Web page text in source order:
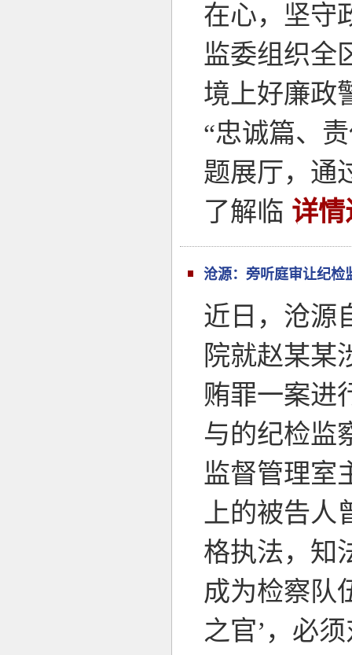
在心，坚守
监委组织全
境上好廉政
“忠诚篇、
题展厅，通
了解临 详情
沧源：旁听庭审让纪检
近日，沧源
院就赵某某
贿罪一案进
与的纪检监
监督管理室
上的被告
格执法，知
成为检察队
之官’，必